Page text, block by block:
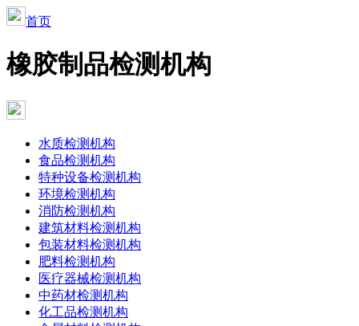
首页
橡胶制品检测机构
水质检测机构
食品检测机构
特种设备检测机构
环境检测机构
消防检测机构
建筑材料检测机构
包装材料检测机构
肥料检测机构
医疗器械检测机构
中药材检测机构
化工品检测机构